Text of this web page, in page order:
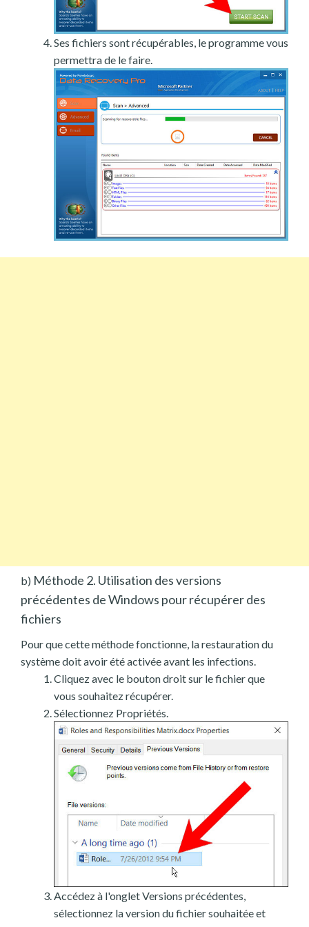
Ses fichiers sont récupérables, le programme vous
permettra de le faire.
b) Méthode 2. Utilisation des versions
précédentes de Windows pour récupérer des
fichiers
Pour que cette méthode fonctionne, la restauration du
système doit avoir été activée avant les infections.
Cliquez avec le bouton droit sur le fichier que
vous souhaitez récupérer.
Sélectionnez Propriétés.
Accédez à l'onglet Versions précédentes,
sélectionnez la version du fichier souhaitée et